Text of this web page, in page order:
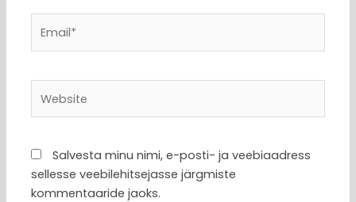
Salvesta minu nimi, e-posti- ja veebiaadress
sellesse veebilehitsejasse järgmiste
kommentaaride jaoks.